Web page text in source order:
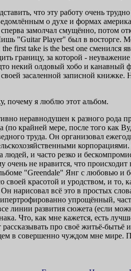
что эту работу очень
о духе и формах
замолчал смущённо, потом
"Guitar Player" был в восторге.
first take is the best one сменился
границу, за которой -
некий олдовый хобо и канавный
засаленной записной
почему я люблю этот альбом.
неравнодушен к разного рода
(по крайней мере, после того как
труда. Он организовал
людей, и часто резко и
очень не нравится, что
"Greendale" Янг с любовью и
своей красотой и уродством, и
нарисовал всё это в простых
упрощённый,
линии развития сюжета (если
Что, как мне кажется, есть
рассказывать про своё житьё-
в совершенно чуждом мне мире.